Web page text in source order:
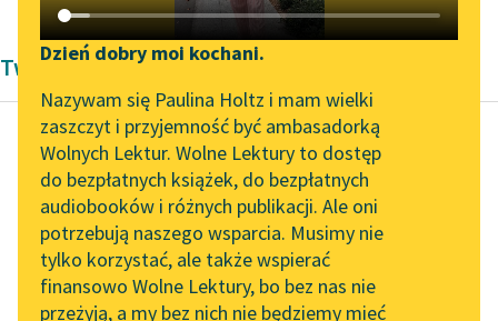
Katalog DAISY
Podkasty o książkach
Zgłoś brak utworu
Aktualności
Zapraszamy na spotkanie
online z tłumaczkami
literatury skandynawskiej
Spotkanie z Katarzyną
Tunkiel w Oslo
Wolne Lektury na 32.
Narzędzia
Mapa Wolnych Lektur
Leśmianator
Przewodnik dla piszących i
czytających
Dzień dobry moi kochani.
Nazywam się Paulina Holtz i mam wielki
zaszczyt i przyjemność być ambasadorką
Wolnych Lektur. Wolne Lektury to dostęp
do bezpłatnych książek, do bezpłatnych
audiobooków i różnych publikacji. Ale oni
potrzebują naszego wsparcia. Musimy nie
tylko korzystać, ale także wspierać
finansowo Wolne Lektury, bo bez nas nie
przeżyją, a my bez nich nie będziemy mieć
Twórczość Bolesław Prus
Bolesław Prus
Antek
W zimie gospodarskie
dzieci chodziły do